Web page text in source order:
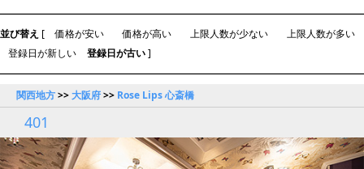
並び替え [ 価格が安い 価格が高い 上限人数が少ない
上限人数が多い
登録日が新しい
登録日が古い]
関西地方>>大阪府>> Rose Lips 心斎橋
401